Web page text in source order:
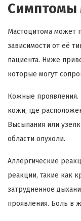
Симптомы
Мастоцитома может
зависимости от её
пациента. Ниже
которые могут
Кожные проявления.
кожи, где
Высыпания или
области опухоли.
Аллергические
реакции, такие как
затрудненное
проявления. Боль в